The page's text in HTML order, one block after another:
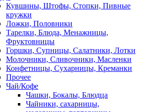
Кувшины, Штофы, Стопки, Пивные
кружки
Ложки, Половники
Тарелки, Блюда, Менажницы,
Фруктовницы
Горшки, Супницы, Салатники, Лотки
Молочники, Сливочники, Масленки
Конфетницы, Сухарницы, Креманки
Прочее
Чай/Кофе
Чашки, Бокалы, Блюдца
Чайники, сахарницы,